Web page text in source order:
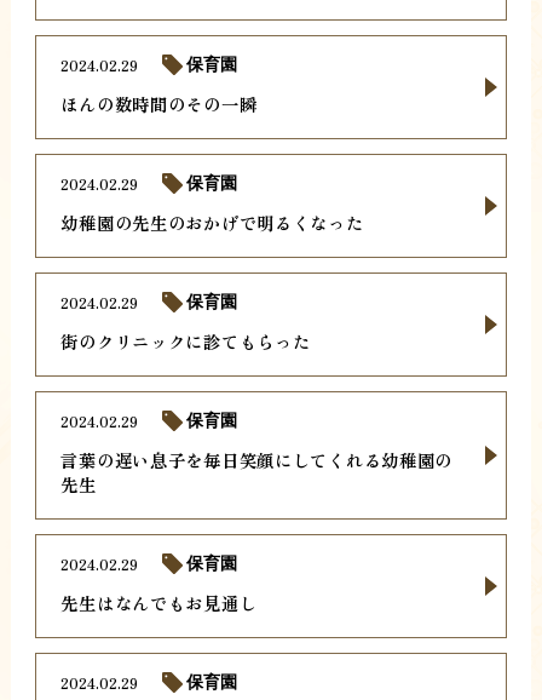
ほんの数時間のその一瞬
2024.02.29 保育園
幼稚園の先生のおかげで明るくなった
2024.02.29 保育園
街のクリニックに診てもらった
2024.02.29 保育園
言葉の遅い息子を毎日笑顔にしてくれる幼稚園の
先生
2024.02.29 保育園
先生はなんでもお見通し
2024.02.29 保育園
2024.02.29 保育園